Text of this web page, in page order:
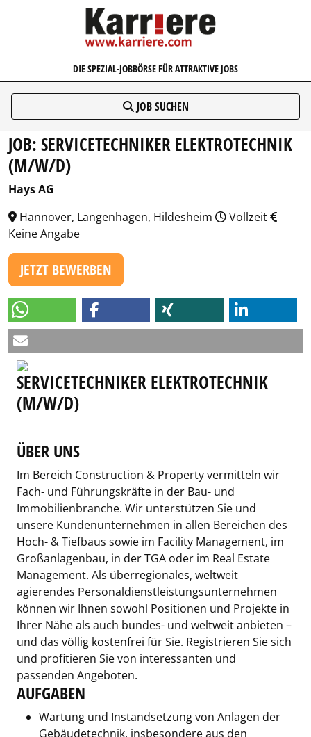
KARRIERE.COM
DIE SPEZIAL-JOBBÖRSE FÜR ATTRAKTIVE JOBS
JOB SUCHEN
JOB: SERVICETECHNIKER ELEKTROTECHNIK
(M/W/D)
Hays AG
Hannover, Langenhagen, Hildesheim
Vollzeit
Keine Angabe
JETZT BEWERBEN
SERVICETECHNIKER ELEKTROTECHNIK
(M/W/D)
ÜBER UNS
Im Bereich Construction & Property vermitteln wir
Fach- und Führungskräfte in der Bau- und
Immobilienbranche. Wir unterstützen Sie und
unsere Kundenunternehmen in allen Bereichen des
Hoch- & Tiefbaus sowie im Facility Management, im
Großanlagenbau, in der TGA oder im Real Estate
Management. Als überregionales, weltweit
agierendes Personaldienstleistungsunternehmen
können wir Ihnen sowohl Positionen und Projekte in
Ihrer Nähe als auch bundes- und weltweit anbieten –
und das völlig kostenfrei für Sie. Registrieren Sie sich
und profitieren Sie von interessanten und
passenden Angeboten.
AUFGABEN
Wartung und Instandsetzung von Anlagen der
Gebäudetechnik, insbesondere aus den